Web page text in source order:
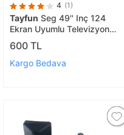
4 (1)
Tayfun Seg 49'' Inç 124
Ekran Uyumlu Televizyon
Sabit Duvar Askı Aparatı
600 TL
Kargo Bedava